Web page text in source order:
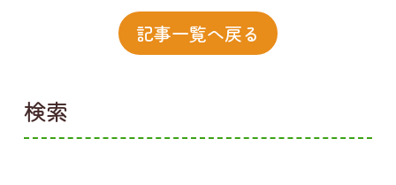
記事一覧へ戻る
検索